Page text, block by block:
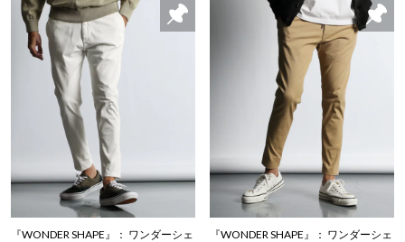
『WONDER SHAPE』： ワンダーシェ
『WONDER SHAPE』： ワンダーシェ